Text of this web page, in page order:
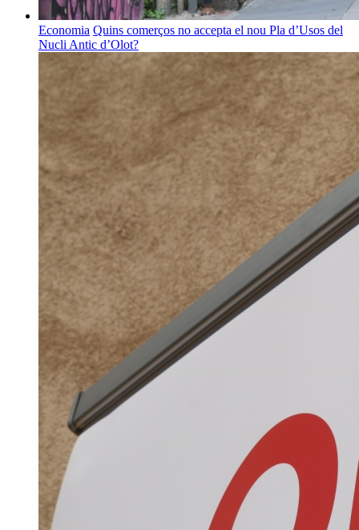
Economia Quins comerços no accepta el nou Pla d’Usos del
Nucli Antic d’Olot?